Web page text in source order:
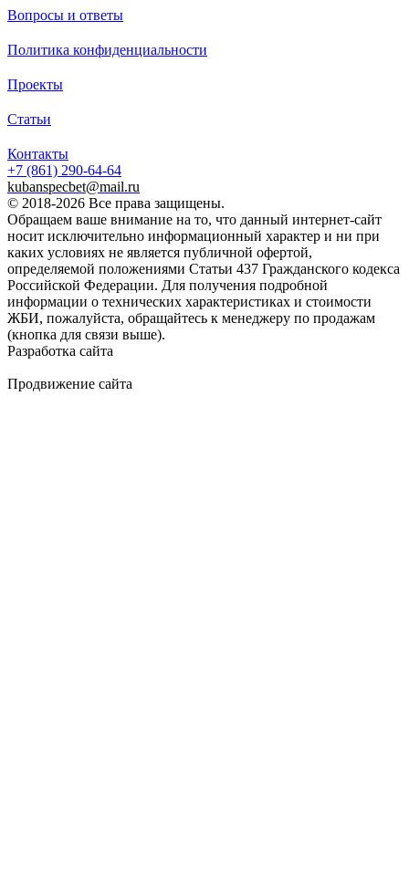
Вопросы и ответы
Политика конфиденциальности
Проекты
Статьи
Контакты
+7 (861) 290-64-64
kubanspecbet@mail.ru
© 2018-2026 Все права защищены.
Обращаем ваше внимание на то, что данный интернет-сайт
носит исключительно информационный характер и ни при
каких условиях не является публичной офертой,
определяемой положениями Статьи 437 Гражданского кодекса
Российской Федерации. Для получения подробной
информации о технических характеристиках и стоимости
ЖБИ, пожалуйста, обращайтесь к менеджеру по продажам
(кнопка для связи выше).
Разработка сайта
Продвижение сайта